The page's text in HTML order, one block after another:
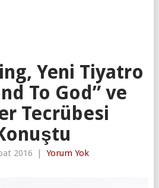
Yeni Tiyatro
To God” ve
Tecrübesi
2016 | Yorum Yok